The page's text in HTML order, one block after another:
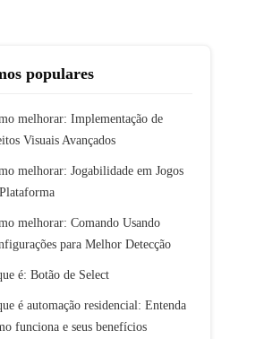
populares
melhorar: Implementação de
Visuais Avançados
melhorar: Jogabilidade em Jogos
melhorar: Comando Usando
para Melhor Detecção
é: Botão de Select
é automação residencial: Entenda
funciona e seus benefícios